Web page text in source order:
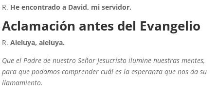
R. He encontrado a David, mi servidor.
Aclamación antes del Evangelio
R. Aleluya, aleluya.
Que el Padre de nuestro Señor Jesucristo ilumine nuestras mentes,
para que podamos comprender cuál es la esperanza que nos da su
llamamiento.